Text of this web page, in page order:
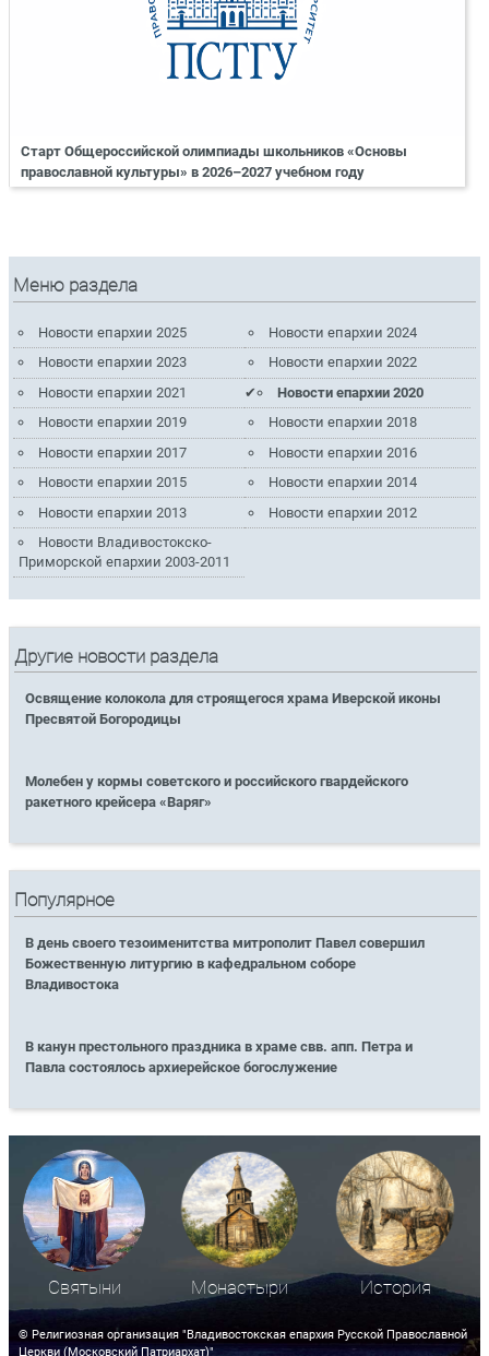
Старт Общероссийской олимпиады школьников «Основы
православной культуры» в 2026–2027 учебном году
Меню раздела
Новости епархии 2025
Новости епархии 2024
Новости епархии 2023
Новости епархии 2022
Новости епархии 2021
Новости епархии 2020
Новости епархии 2019
Новости епархии 2018
Новости епархии 2017
Новости епархии 2016
Новости епархии 2015
Новости епархии 2014
Новости епархии 2013
Новости епархии 2012
Новости Владивостокско-
Приморской епархии 2003-2011
Другие новости раздела
Освящение колокола для строящегося храма Иверской иконы
Пресвятой Богородицы
Молебен у кормы советского и российского гвардейского
ракетного крейсера «Варяг»
Популярное
В день своего тезоименитства митрополит Павел совершил
Божественную литургию в кафедральном соборе
Владивостока
В канун престольного праздника в храме свв. апп. Петра и
Павла состоялось архиерейское богослужение
Святыни Монастыри История
© Религиозная организация "Владивостокская епархия Русской Православной
Церкви (Московский Патриархат)"